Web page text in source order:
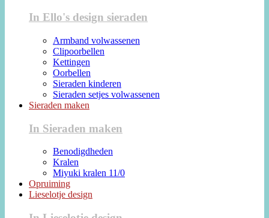
In Ello's design sieraden
Armband volwassenen
Clipoorbellen
Kettingen
Oorbellen
Sieraden kinderen
Sieraden setjes volwassenen
Sieraden maken
In Sieraden maken
Benodigdheden
Kralen
Miyuki kralen 11/0
Opruiming
Lieselotje design